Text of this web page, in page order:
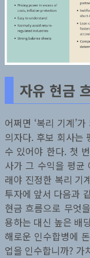
자유 현금
어쩌면 ‘복리 기계’
의자다. 후보 회사는
수 있어야 한다. 첫
사가 그 수익을 평균
래야 진정한 복리 기
투자에 앞서 다음과
현금 흐름으로 무엇
용하는 대신 높은 배
해로운 인수합병에
업을 인수합니까? 가